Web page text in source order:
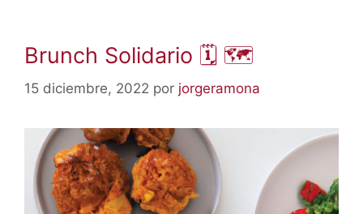
Brunch Solidario 🗓 🗺
15 diciembre, 2022 por jorgeramona